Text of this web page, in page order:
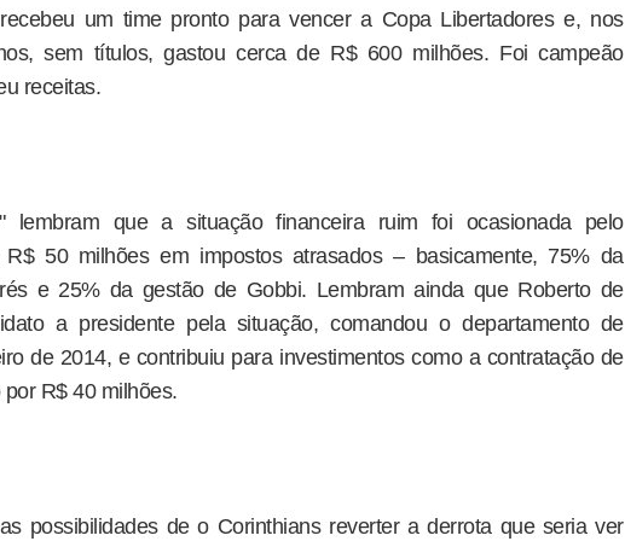
um time pronto para vencer a Copa Libertadores e, nos
sem títulos, gastou cerca de R$ 600 milhões. Foi campeão
receitas.
lembram que a situação financeira ruim foi ocasionada pelo
R$ 50 milhões em impostos atrasados – basicamente, 75% da
e 25% da gestão de Gobbi. Lembram ainda que Roberto de
a presidente pela situação, comandou o departamento de
de 2014, e contribuiu para investimentos como a contratação de
R$ 40 milhões.
possibilidades de o Corinthians reverter a derrota que seria ver